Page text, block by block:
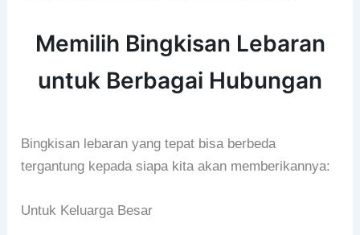
Memilih Bingkisan Lebaran
untuk Berbagai Hubungan
Bingkisan lebaran yang tepat bisa berbeda
tergantung kepada siapa kita akan memberikannya:
Untuk Keluarga Besar